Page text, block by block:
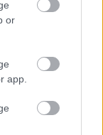
or
app.
Bloomberg
újabb
értelmes jövője
ne várjunk
szerint a